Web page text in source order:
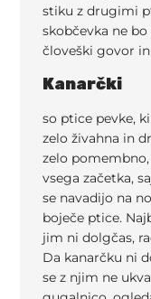
stiku z drugimi
skobčevka ne
človeški govor
Kanarčki
so ptice pevke,
zelo živahna in
zelo
vsega začetka,
se navadijo na
boječe ptice.
jim ni dolgčas,
Da kanarčku ni
se z njim ne